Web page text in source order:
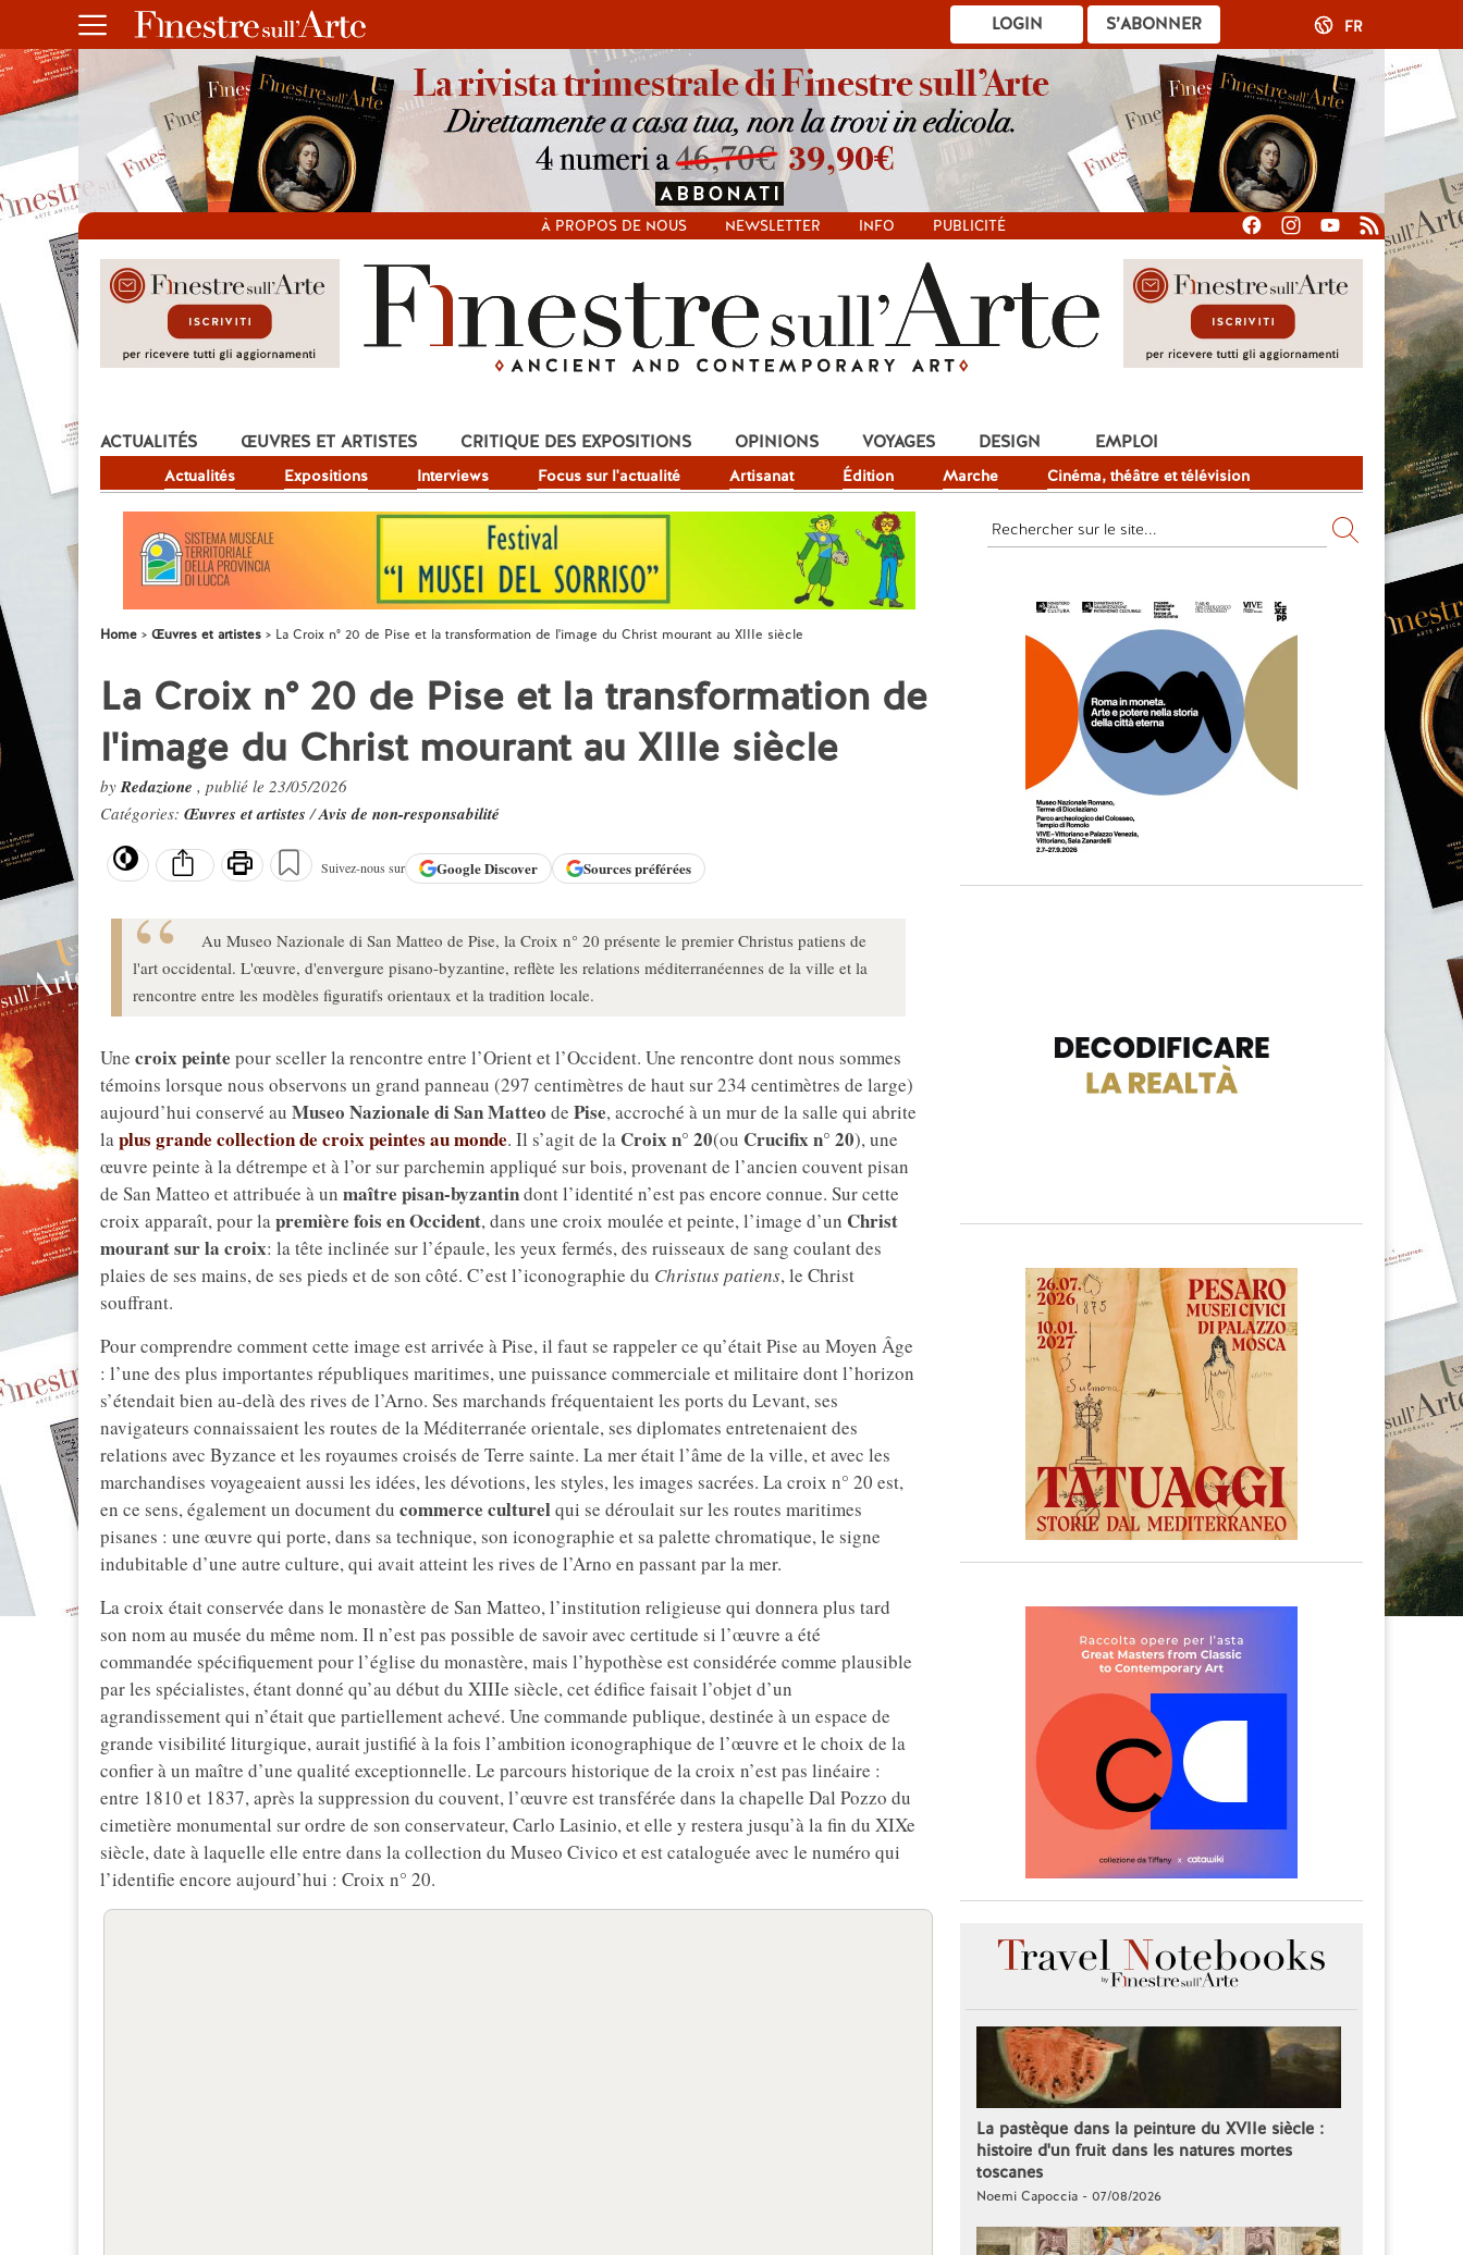
S’ABONNER
LOGIN FR
À PROPOS DE NOUS NEWSLETTER INFO PUBLICITÉ
ACTUALITÉS
Actualités Expositions Interviews Focus sur l'actualité Artisanat Édition Marche Cinéma, théâtre et télévision
ŒUVRES ET ARTISTES CRITIQUE DES EXPOSITIONS OPINIONS VOYAGES DESIGN EMPLOI
Home Œuvres et artistes La Croix n° 20 de Pise et la transformation de l'image du Christ mourant au XIIIe siècle
La Croix n° 20 de Pise et la transformation de
l'image du Christ mourant au XIIIe siècle
byRedazione , publié le 23/05/2026
Catégories: Œuvres et artistes/Avis de non-responsabilité
Suivez-nous sur GoogleDiscover Sources préférées
Au Museo Nazionale di San Matteo de Pise, la Croix n° 20 présente le premier Christus patiens de
l'art occidental. L'œuvre, d'envergure pisano-byzantine, reflète les relations méditerranéennes de la ville et la
rencontre entre les modèles figuratifs orientaux et la tradition locale.
Une croix peinte pour sceller la rencontre entre l’Orient et l’Occident. Une rencontre dont nous sommes
témoins lorsque nous observons un grand panneau (297 centimètres de haut sur 234 centimètres de large)
aujourd’hui conservé au Museo Nazionale di San Matteo de Pise, accroché à un mur de la salle qui abrite
laplus grande collection de croix peintes au monde. Il s’agit de la Croix n° 20(ou Crucifix n° 20), une
œuvre peinte à la détrempe et à l’or sur parchemin appliqué sur bois, provenant de l’ancien couvent pisan
de San Matteo et attribuée à un maître pisan-byzantindont l’identité n’est pas encore connue. Sur cette
croix apparaît, pour lapremière fois en Occident, dans une croix moulée et peinte, l’image d’un Christ
mourant sur la croix: la tête inclinée sur l’épaule, les yeux fermés, des ruisseaux de sang coulant des
plaies de ses mains, de ses pieds et de son côté. C’est l’iconographie du Christus patiens, le Christ
souffrant.
Pour comprendre comment cette image est arrivée à Pise, il faut se rappeler ce qu’était Pise au Moyen Âge
: l’une des plus importantes républiques maritimes, une puissance commerciale et militaire dont l’horizon
s’étendait bien au-delà des rives de l’Arno. Ses marchands fréquentaient les ports du Levant, ses
navigateurs connaissaient les routes de la Méditerranée orientale, ses diplomates entretenaient des
relations avec Byzance et les royaumes croisés de Terre sainte. La mer était l’âme de la ville, et avec les
marchandises voyageaient aussi les idées, les dévotions, les styles, les images sacrées. La croix n° 20 est,
en ce sens, également un document du commerce culturelqui se déroulait sur les routes maritimes
pisanes : une œuvre qui porte, dans sa technique, son iconographie et sa palette chromatique, le signe
indubitable d’une autre culture, qui avait atteint les rives de l’Arno en passant par la mer.
La croix était conservée dans le monastère de San Matteo, l’institution religieuse qui donnera plus tard
son nom au musée du même nom. Il n’est pas possible de savoir avec certitude si l’œuvre a été
commandée spécifiquement pour l’église du monastère, mais l’hypothèse est considérée comme plausible
par les spécialistes, étant donné qu’au début du XIIIe siècle, cet édifice faisait l’objet d’un
agrandissement qui n’était que partiellement achevé. Une commande publique, destinée à un espace de
grande visibilité liturgique, aurait justifié à la fois l’ambition iconographique de l’œuvre et le choix de la
confier à un maître d’une qualité exceptionnelle. Le parcours historique de la croix n’est pas linéaire :
entre 1810 et 1837, après la suppression du couvent, l’œuvre est transférée dans la chapelle Dal Pozzo du
cimetière monumental sur ordre de son conservateur, Carlo Lasinio, et elle y restera jusqu’à la fin du XIXe
siècle, date à laquelle elle entre dans la collection du Museo Civico et est cataloguée avec le numéro qui
l’identifie encore aujourd’hui : Croix n° 20.
La pastèque dans la peinture du XVIIe siècle :
histoire d'un fruit dans les natures mortes
toscanes
Noemi Capoccia - 07/08/2026